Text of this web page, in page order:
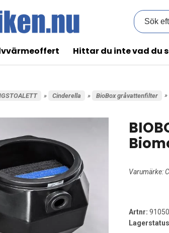
Hittar du inte vad du
» Cinderella » BioBox gråvattenfilter »
Varumärke:
Artnr: